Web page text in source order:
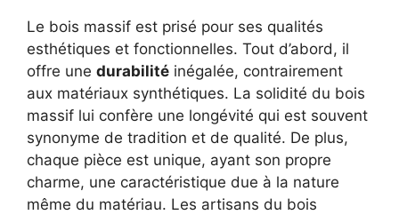
Le bois massif est prisé pour ses qualités
esthétiques et fonctionnelles. Tout d’abord, il
offre une durabilité inégalée, contrairement
aux matériaux synthétiques. La solidité du bois
massif lui confère une longévité qui est souvent
synonyme de tradition et de qualité. De plus,
chaque pièce est unique, ayant son propre
charme, une caractéristique due à la nature
même du matériau. Les artisans du bois